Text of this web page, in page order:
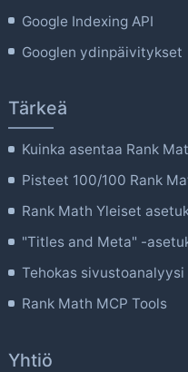
Google Indexing API
Googlen ydinpäivitykset
Tärkeä
Kuinka asentaa Rank
Pisteet 100/100 Rank
Rank Math Yleiset
"Titles and Meta" -
Tehokas sivustoanalyysi
Rank Math MCP Tools
Yhtiö